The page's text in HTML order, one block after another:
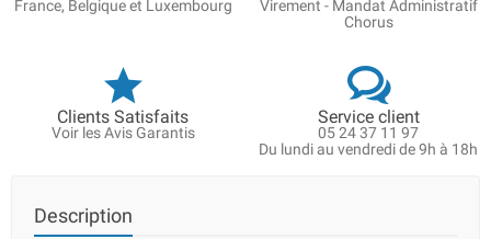
France, Belgique et Luxembourg
Virement - Mandat Administratif
Chorus
Clients Satisfaits
Voir les Avis Garantis
Service client
05 24 37 11 97
Du lundi au vendredi de 9h à 18h
Description